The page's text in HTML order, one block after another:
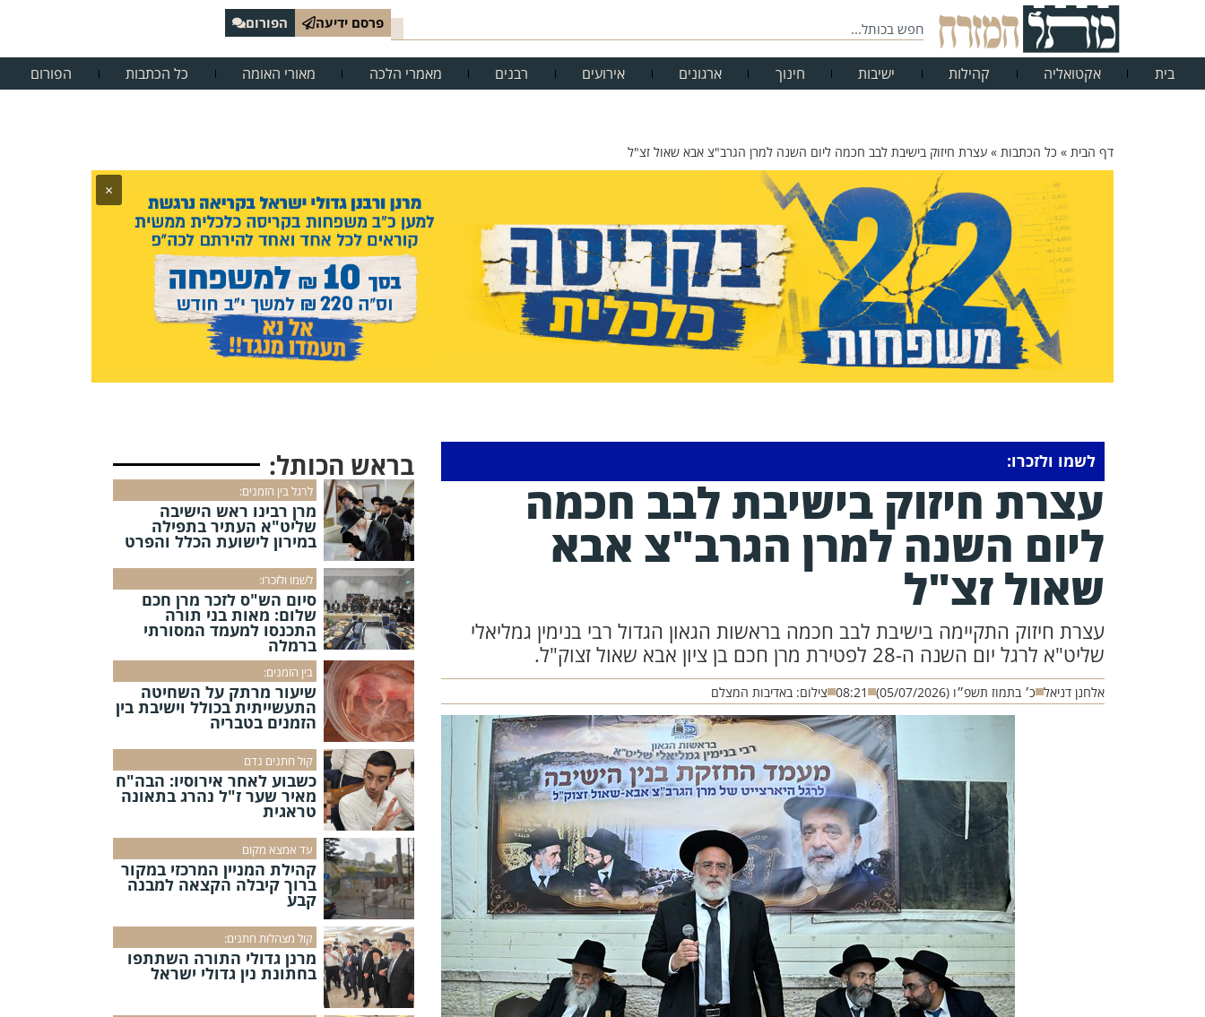
פרסם ידיעה הפורום
בית אקטואליה קהילות ישיבות חינוך ארגונים אירועים רבנים מאמרי הלכה מאורי האומה כל הכתבות הפורום
דף הבית » כל הכתבות » עצרת חיזוק בישיבת לבב חכמה ליום השנה למרן הגרב"צ אבא שאול זצ"ל
×
לשמו ולזכרו:
עצרת חיזוק בישיבת לבב חכמה
ליום השנה למרן הגרב"צ אבא
שאול זצ"ל
עצרת חיזוק התקיימה בישיבת לבב חכמה בראשות הגאון הגדול רבי בנימין גמליאלי
שליט"א לרגל יום השנה ה-28 לפטירת מרן חכם בן ציון אבא שאול זצוק"ל.
אלחנן דניאל כ׳ בתמוז תשפ״ו (05/07/2026) 08:21 צילום: באדיבות המצלם
בראש הכותל:
לרגל בין הזמנים:
מרן רבינו ראש הישיבה
שליט"א העתיר בתפילה
במירון לישועת הכלל והפרט
לשמו ולזכרו:
סיום הש"ס לזכר מרן חכם
שלום: מאות בני תורה
התכנסו למעמד המסורתי
ברמלה
בין הזמנים:
שיעור מרתק על השחיטה
התעשייתית בכולל וישיבת בין
הזמנים בטבריה
קול חתנים נדם
כשבוע לאחר אירוסיו: הבה"ח
מאיר שער ז"ל נהרג בתאונה
טראגית
עד אמצא מקום
קהילת המניין המרכזי במקור
ברוך קיבלה הקצאה למבנה
קבע
קול מצהלות חתנים:
מרנן גדולי התורה השתתפו
בחתונת נין גדולי ישראל